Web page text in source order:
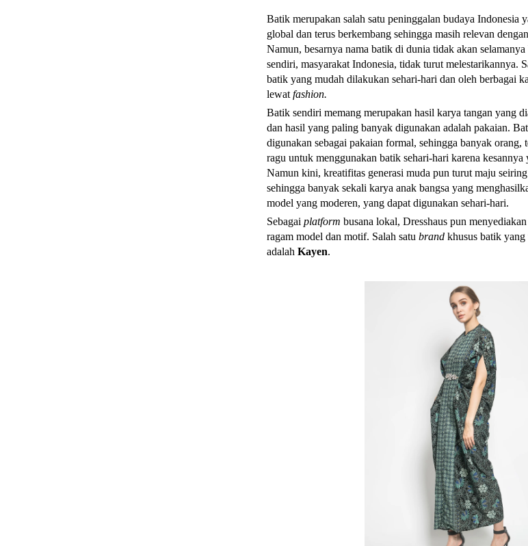
Batik merupakan salah satu peninggalan budaya Indonesia
global dan terus berkembang sehingga masih relevan
Namun, besarnya nama batik di dunia tidak akan
sendiri, masyarakat Indonesia, tidak turut melestarikannya.
batik yang mudah dilakukan sehari-hari dan oleh berbagai
lewatfashion.
Batik sendiri memang merupakan hasil karya tangan yang
dan hasil yang paling banyak digunakan adalah pakaian.
digunakan sebagai pakaian formal, sehingga banyak orang,
ragu untuk menggunakan batik sehari-hari karena
Namun kini, kreatifitas generasi muda pun turut maju
sehingga banyak sekali karya anak bangsa yang
model yang moderen, yang dapat digunakan sehari-hari.
Sebagaiplatformbusana lokal, Dresshaus pun
ragam model dan motif. Salah satubrandkhusus batik yang
adalahKayen.